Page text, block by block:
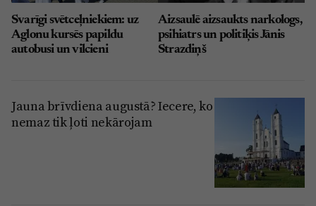
Svarīgi svētceļniekiem: uz
Aglonu kursēs papildu
autobusi un vilcieni
Aizsaulē aizsaukts narkologs,
psihiatrs un politiķis Jānis
Strazdiņš
Jauna brīvdiena augustā? Iecere, ko
nemaz tik ļoti nekārojam